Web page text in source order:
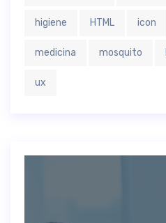
higiene HTML icon
medicina mosquito
ux